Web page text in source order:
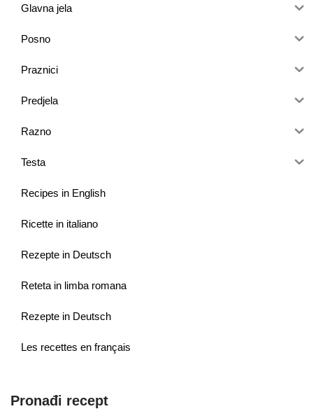
Glavna jela
Posno
Praznici
Predjela
Razno
Testa
Recipes in English
Ricette in italiano
Rezepte in Deutsch
Reteta in limba romana
Rezepte in Deutsch
Les recettes en français
Pronađi recept